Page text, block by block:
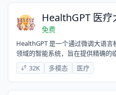
HealthGPT 医疗
免费
HealthGPT 是一个通过微调大语
领域的智能系统，旨在提供精确的
治疗建议以及个性化健康咨询，结
化的知识推理与分析。​该项目由浙
学院附属第二医院和新加坡国立大
HealthGPT 给出的答案仅供参考
32K 多模态 医疗